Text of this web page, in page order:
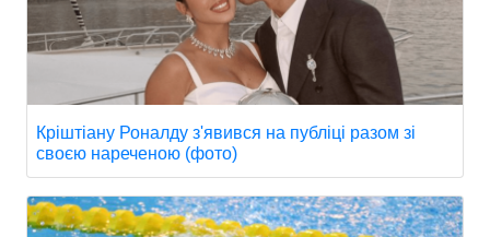
Кріштіану Роналду з'явився на публіці разом зі
своєю нареченою (фото)